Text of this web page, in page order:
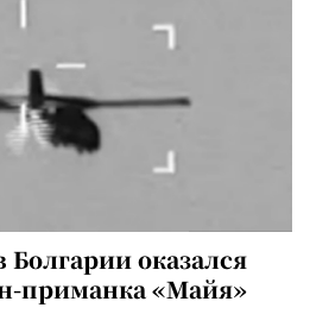
оказался
приманка «Майя»